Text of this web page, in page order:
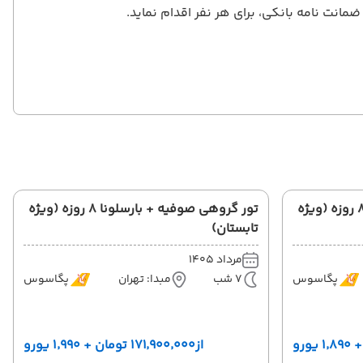
نامه بانکی، برای هر نفر اقدام نماید.
تور گروهی صوفیه + بارسلونا 8 روزه (ویژه
پگاسوس
تور گروهی صوفیه + بارسلونا 8 روزه (ویژه
تابستان)
مرداد 1405
7 شب
مبدا: تهران پگاسوس
از۱۷۱٬۹۰۰٬۰۰۰ تومان + ۱٬۹۹۰ یورو